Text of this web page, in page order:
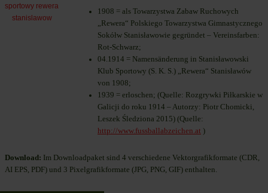
1908 = als Towarzystwa Zabaw Ruchowych
„Rewera“ Polskiego Towarzystwa Gimnastycznego
Sokółw Stanisławowie gegründet – Vereinsfarben:
Rot-Schwarz;
04.1914 = Namensänderung in Stanisławowski
Klub Sportowy (S. K. S.) „Rewera“ Stanisławów
von 1908;
1939 = erloschen; (Quelle: Rozgrywki Piłkarskie w
Galicji do roku 1914 – Autorzy: Piotr Chomicki,
Leszek Śledziona 2015) (Quelle:
http://www.fussballabzeichen.at )
Download: Im Downloadpaket sind 4 verschiedene Vektorgrafikformate (CDR,
AI EPS, PDF) und 3 Pixelgrafikformate (JPG, PNG, GIF) enthalten.